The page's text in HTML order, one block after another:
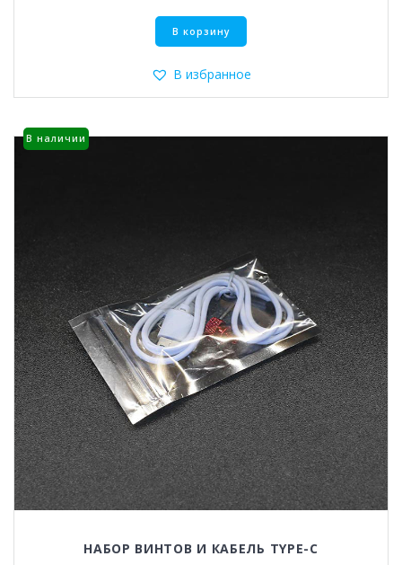
В корзину
Этот
несколько
В избранное
В наличии
НАБОР ВИНТОВ И КАБЕЛЬ TYPE-C